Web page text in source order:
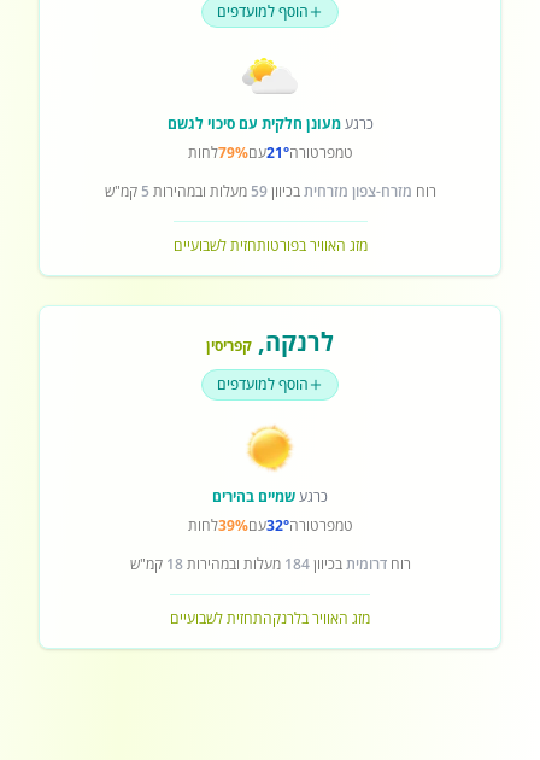
הוסף למועדפים
כרגעמעונן חלקית עם סיכוי לגשם
טמפרטורה21°עם79%לחות
רוח מזרח-צפון מזרחיתבכיוון59 מעלות ובמהירות 5 קמ"ש
מזג האוויר בפורטותחזית לשבועיים
לרנקה, קפריסין
הוסף למועדפים
כרגעשמיים בהירים
טמפרטורה32°עם39%לחות
רוחדרומיתבכיוון184 מעלות ובמהירות18 קמ"ש
מזג האוויר בלרנקהתחזית לשבועיים